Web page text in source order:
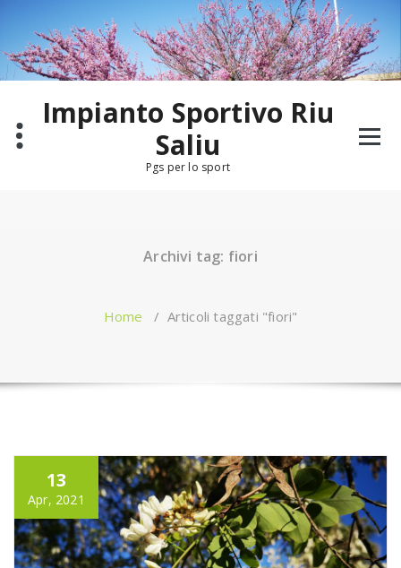
contenuto
Impianto Sportivo Riu
Saliu
Pgs per lo sport
Archivi tag: fiori
Home / Articoli taggati "fiori"
13
Apr, 2021